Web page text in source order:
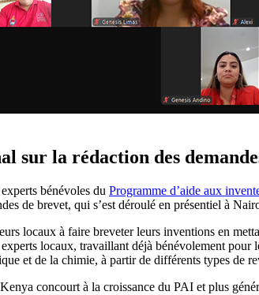
sur la rédaction des
bénévoles du Programme d’aide aux
de brevet, qui s’est déroulé en présentiel à
locaux à faire breveter leurs inventions en
locaux, travaillant déjà bénévolement pour
et de la chimie, à partir de différents types de
concourt à la croissance du PAI et plus